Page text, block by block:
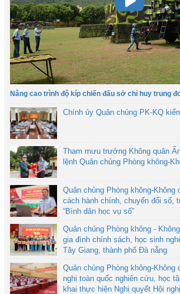
Nâng cao trình độ kíp chiến đấu sở chỉ huy trung
Chính ủy Quân chủng PK-KQ
Tham mưu trưởng Không quân
lệnh Quân chủng Phòng không-
Quân chủng Phòng không-Không
cách hành chính, chuyển đổi số,
“Bình dân học vụ số”
Quân chủng Phòng không -
gia đình chính sách, học sinh
Tây Giang, thành phố Đà nẵng
Quân chủng Phòng không-Không
nghị toàn quốc nghiên cứu, học
khai thực hiện Nghị quyết Hội